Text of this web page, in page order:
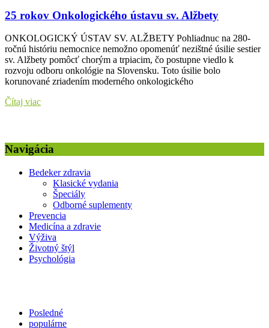
25 rokov Onkologického ústavu sv. Alžbety
ONKOLOGICKÝ ÚSTAV SV. ALŽBETY Pohliadnuc na 280-
ročnú históriu nemocnice nemožno opomenúť nezištné úsilie sestier
sv. Alžbety pomôcť chorým a trpiacim, čo postupne viedlo k
rozvoju odboru onkológie na Slovensku. Toto úsilie bolo
korunované zriadením moderného onkologického
Čítaj viac
Navigácia
Bedeker zdravia
Klasické vydania
Špeciály
Odborné suplementy
Prevencia
Medicína a zdravie
Výživa
Životný štýl
Psychológia
Posledné
populárne